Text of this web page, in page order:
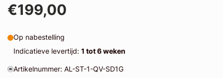
€199,00
Op nabestelling
Indicatieve levertijd: 1 tot 6 weken
Artikelnummer: AL-ST-1-QV-SD1G